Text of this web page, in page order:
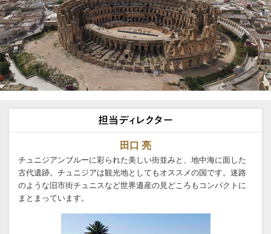
田口 亮
チュニジアンブルーに彩られた美しい街並みと、地中海に面した
古代遺跡。チュニジアは観光地としてもオススメの国です。迷路
のような旧市街チュニスなど世界遺産の見どころもコンパクトに
まとまっています。